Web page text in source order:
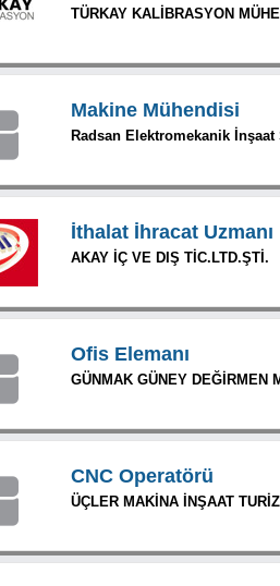
TÜRKAY KALİBRASYON
Makine Mühendisi
Radsan Elektromekanik İnşaat
İthalat İhracat Uzmanı
AKAY İÇ VE DIŞ TİC.LTD.ŞTİ.
Ofis Elemanı
GÜNMAK GÜNEY DEĞİRMEN
CNC Operatörü
ÜÇLER MAKİNA İNŞAAT